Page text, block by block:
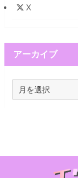
X
アーカイブ